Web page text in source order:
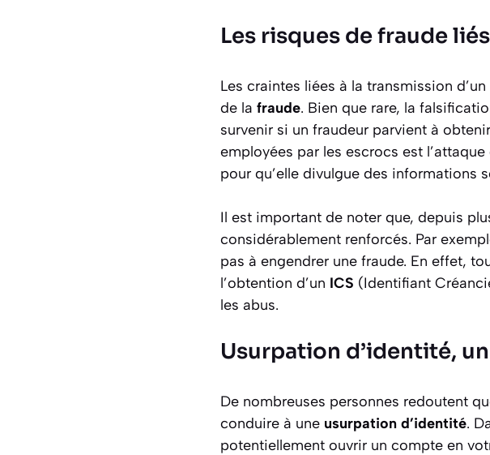
Les risques de fraude
Les craintes liées à la transmission
de la fraude. Bien que rare, la
survenir si un fraudeur parvient à
employées par les escrocs est
pour qu’elle divulgue des informations
Il est important de noter que, depuis
considérablement renforcés. Par
pas à engendrer une fraude. En effet,
l’obtention d’un ICS (Identifiant
les abus.
Usurpation d’identité,
De nombreuses personnes redoutent
conduire à une usurpation d’identité.
potentiellement ouvrir un compte en